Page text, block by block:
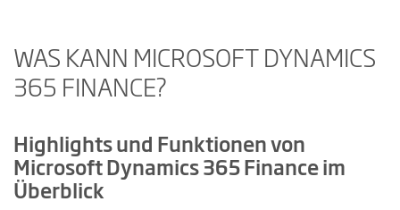
WAS KANN MICROSOFT DYNAMICS
365 FINANCE?
Highlights und Funktionen von
Microsoft Dynamics 365 Finance im
Überblick